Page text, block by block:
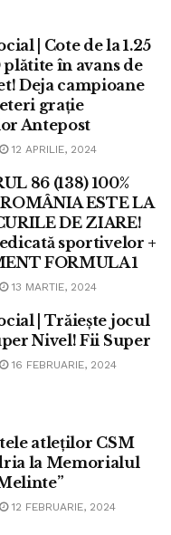
| Cote de la 1.25
plătite în avans de
Deja campioane
grație
Antepost
12 APRILIE, 2024
86 (138) 100%
ESTE LA
DE ZIARE!
sportivelor +
FORMULA 1
13 MARTIE, 2024
| Trăiește jocul
Nivel! Fii Super
16 FEBRUARIE, 2024
atleților CSM
la Memorialul
12 FEBRUARIE, 2024